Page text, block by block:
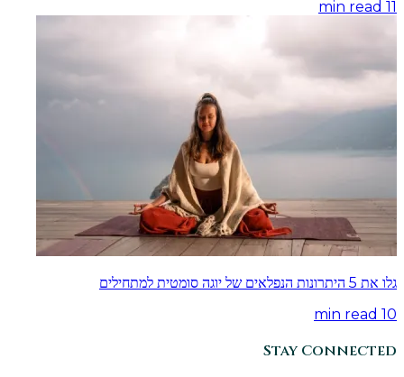
11
גלו את 5 היתרונות הנפלאים של יוגה סומטית למתחילים
10
Stay Connected